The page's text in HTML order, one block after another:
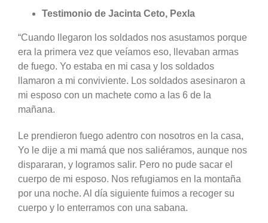
Testimonio de Jacinta Ceto, Pexla
“Cuando llegaron los soldados nos asustamos porque
era la primera vez que veíamos eso, llevaban armas
de fuego. Yo estaba en mi casa y los soldados
llamaron a mi conviviente. Los soldados asesinaron a
mi esposo con un machete como a las 6 de la
mañana.
Le prendieron fuego adentro con nosotros en la casa,
Yo le dije a mi mamá que nos saliéramos, aunque nos
dispararan, y logramos salir. Pero no pude sacar el
cuerpo de mi esposo. Nos refugiamos en la montaña
por una noche. Al día siguiente fuimos a recoger su
cuerpo y lo enterramos con una sabana.